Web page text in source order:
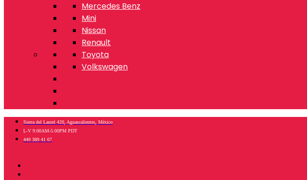
Mercedes Benz
Mini
Nissan
Renault
Toyota
Volkswagen
Sierra del Laurel 420, Aguascalientes, México
L-V 9:00AM-5:00PM PDT
449 389 41 67